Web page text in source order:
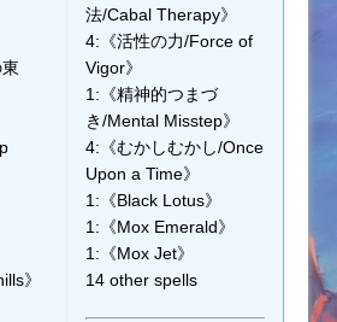
》
法/Cabal Therapy》
4:《活性の力/Force of
Vigor》
1:《精神的つまづ
き/Mental Misstep》
4:《むかしむかし/Once
Upon a Time》
1:《Black Lotus》
1:《Mox Emerald》
1:《Mox Jet》
14 other spells